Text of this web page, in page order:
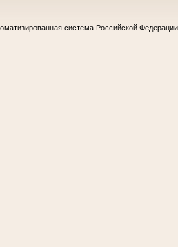
система Российской